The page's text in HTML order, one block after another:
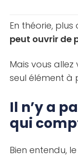
En théorie,
peut ouvrir de
Mais vous allez
seul élément à
Il n’y a
qui
Bien entendu,